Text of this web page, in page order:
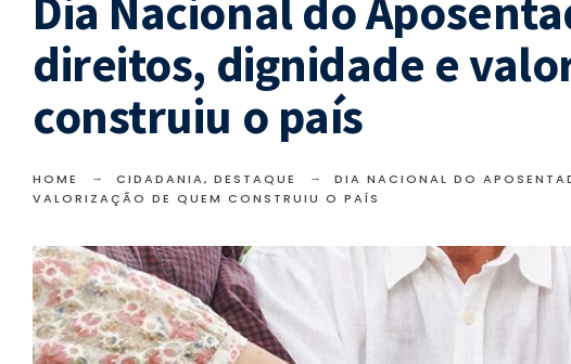
direitos, dignidade e
construiu o país
HOME CIDADANIA, DESTAQUE
DIA NACIONAL DO
VALORIZAÇÃO DE QUEM CONSTRUIU O PAÍS